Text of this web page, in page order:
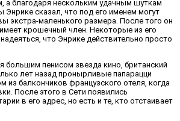
а благодаря нескольким удачным шуткам
сказал, что под его именем могут
экстра-маленького размера. После того он
крошечный член. Некоторые из его
что Энрике действительно просто
большим пенисом звезда кино, британский
лет назад пронырливые папарацци
из балкончиков французского отеля, когда
После этого в Сети появились
в его адрес, но есть и те, кто отстаивает